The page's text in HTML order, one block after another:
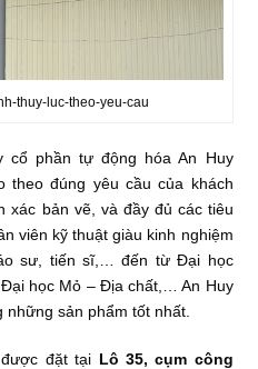
thuy-luc-theo-yeu-cau
cổ phần tự động hóa An Huy
theo đúng yêu cầu của khách
xác bản vẽ, và đầy đủ các tiêu
viên kỹ thuật giàu kinh nghiệm
sư, tiến sĩ,… đến từ Đại học
học Mỏ – Địa chất,… An Huy
sản phẩm tốt nhất.
đặt tại Lô 35, cụm công